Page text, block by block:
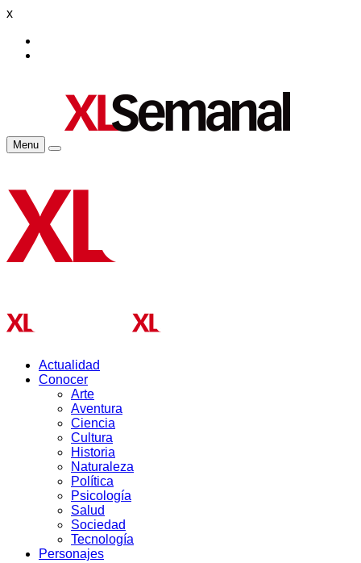
x
Menu
Actualidad
Conocer
Arte
Aventura
Ciencia
Cultura
Historia
Naturaleza
Política
Psicología
Salud
Sociedad
Tecnología
Personajes